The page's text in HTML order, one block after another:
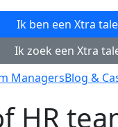
Ik ben een Xtra
Ik zoek een Xtra
ManagersBlog &
HR